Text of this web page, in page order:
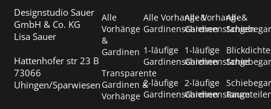
Designstudio Sauer
GmbH & Co. KG
Lisa Sauer
Hattenhofer str 23 B
73066
Uhingen/Sparwiesen
Alle
Vorhänge
&
Gardinen
Transparente
Gardinen &
Vorhänge
Alle Vorhang- &
Gardinenschienen
1-läufige
Gardinenschienen
2-läufige
Gardinenschienen
Alle Vorhang- &
Gardinenstangen
1-läufige
Gardinenstange
2-läufige
Gardinenstange
Alle
Blickdichte
Raumteiler